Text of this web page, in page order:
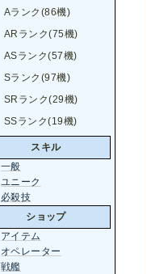
Aランク(86機)
ARランク(75機)
ASランク(57機)
Sランク(97機)
SRランク(29機)
SSランク(19機)
スキル
一般
ユニーク
必殺技
ショップ
アイテム
オペレーター
戦艦